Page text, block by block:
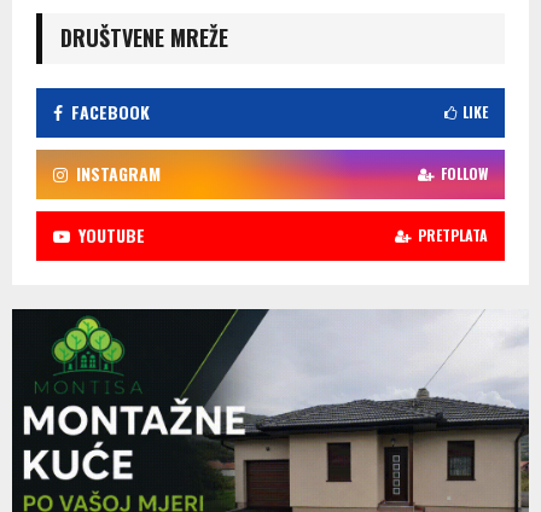
DRUŠTVENE MREŽE
FACEBOOK LIKE
INSTAGRAM FOLLOW
YOUTUBE PRETPLATA